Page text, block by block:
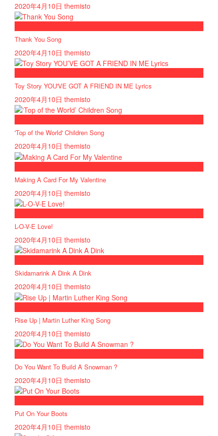
2020年4月10日 themisto
Thank You Song
2020年4月10日 themisto
Toy Story YOU'VE GOT A FRIEND IN ME Lyrics
2020年4月10日 themisto
'Top of the World' Children Song
2020年4月10日 themisto
Making A Card For My Valentine
2020年4月10日 themisto
L-O-V-E Love!
2020年4月10日 themisto
Skidamarink A Dink A Dink
2020年4月10日 themisto
Rise Up | Martin Luther King Song
2020年4月10日 themisto
Do You Want To Build A Snowman ?
2020年4月10日 themisto
Put On Your Boots
2020年4月10日 themisto